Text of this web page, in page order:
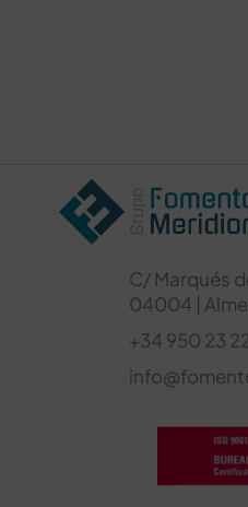
C/ Marqués
04004 |
+34 950 23